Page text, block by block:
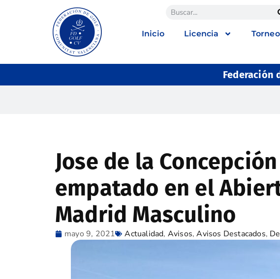
Inicio Licencia
Federación
Jose de la
empatado en el
Madrid Masculino
mayo 9, 2021 Actualidad, Avisos,Avisos Destacados,